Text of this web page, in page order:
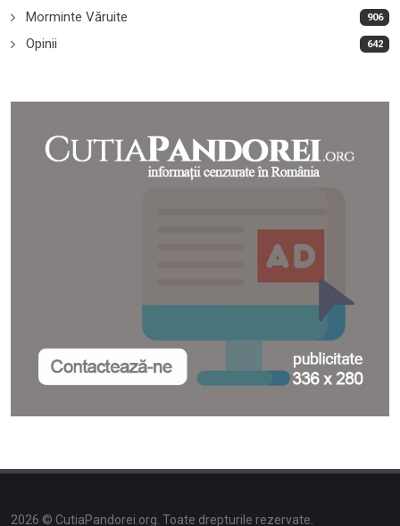
Morminte Văruite 906
Opinii 642
2026 © CutiaPandorei.org. Toate drepturile rezervate.